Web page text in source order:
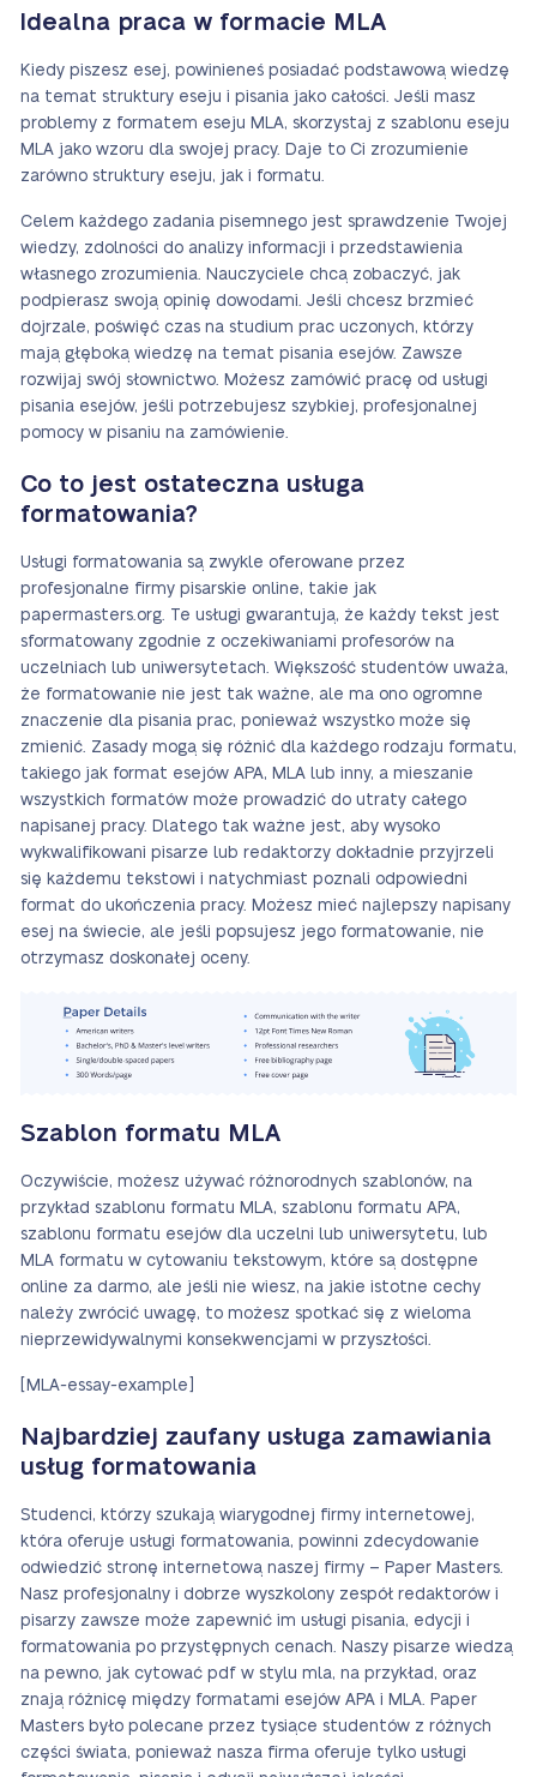
Idealna praca w formacie MLA
Kiedy piszesz esej, powinieneś posiadać podstawową wiedzę
na temat struktury eseju i pisania jako całości. Jeśli masz
problemy z formatem eseju MLA, skorzystaj z szablonu eseju
MLA jako wzoru dla swojej pracy. Daje to Ci zrozumienie
zarówno struktury eseju, jak i formatu.
Celem każdego zadania pisemnego jest sprawdzenie Twojej
wiedzy, zdolności do analizy informacji i przedstawienia
własnego zrozumienia. Nauczyciele chcą zobaczyć, jak
podpierasz swoją opinię dowodami. Jeśli chcesz brzmieć
dojrzale, poświęć czas na studium prac uczonych, którzy
mają głęboką wiedzę na temat pisania esejów. Zawsze
rozwijaj swój słownictwo. Możesz zamówić pracę od usługi
pisania esejów, jeśli potrzebujesz szybkiej, profesjonalnej
pomocy w pisaniu na zamówienie.
Co to jest ostateczna usługa
formatowania?
Usługi formatowania są zwykle oferowane przez
profesjonalne firmy pisarskie online, takie jak
papermasters.org. Te usługi gwarantują, że każdy tekst jest
sformatowany zgodnie z oczekiwaniami profesorów na
uczelniach lub uniwersytetach. Większość studentów uważa,
że formatowanie nie jest tak ważne, ale ma ono ogromne
znaczenie dla pisania prac, ponieważ wszystko może się
zmienić. Zasady mogą się różnić dla każdego rodzaju formatu,
takiego jak format esejów APA, MLA lub inny, a mieszanie
wszystkich formatów może prowadzić do utraty całego
napisanej pracy. Dlatego tak ważne jest, aby wysoko
wykwalifikowani pisarze lub redaktorzy dokładnie przyjrzeli
się każdemu tekstowi i natychmiast poznali odpowiedni
format do ukończenia pracy. Możesz mieć najlepszy napisany
esej na świecie, ale jeśli popsujesz jego formatowanie, nie
otrzymasz doskonałej oceny.
Szablon formatu MLA
Oczywiście, możesz używać różnorodnych szablonów, na
przykład szablonu formatu MLA, szablonu formatu APA,
szablonu formatu esejów dla uczelni lub uniwersytetu, lub
MLA formatu w cytowaniu tekstowym, które są dostępne
online za darmo, ale jeśli nie wiesz, na jakie istotne cechy
należy zwrócić uwagę, to możesz spotkać się z wieloma
nieprzewidywalnymi konsekwencjami w przyszłości.
[MLA-essay-example]
Najbardziej zaufany usługa zamawiania
usług formatowania
Studenci, którzy szukają wiarygodnej firmy internetowej,
która oferuje usługi formatowania, powinni zdecydowanie
odwiedzić stronę internetową naszej firmy – Paper Masters.
Nasz profesjonalny i dobrze wyszkolony zespół redaktorów i
pisarzy zawsze może zapewnić im usługi pisania, edycji i
formatowania po przystępnych cenach. Naszy pisarze wiedzą
na pewno, jak cytować pdf w stylu mla, na przykład, oraz
znają różnicę między formatami esejów APA i MLA. Paper
Masters było polecane przez tysiące studentów z różnych
części świata, ponieważ nasza firma oferuje tylko usługi